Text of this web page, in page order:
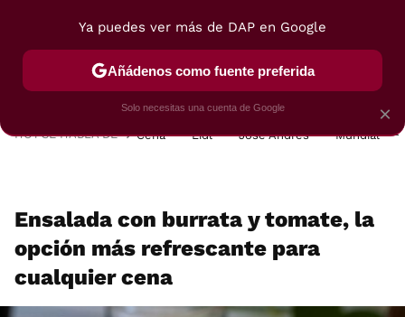
POSTRES VIAJES SELECCIÓN VEGUI
HOY SE HABLA DE Cena Lidl José Andrés Mundial
Ensalada con burrata y tomate, la
opción más refrescante para
cualquier cena
×
Ya puedes ver más de DAP en Google
Añádenos como fuente preferida
Solo necesitas una cuenta de Google